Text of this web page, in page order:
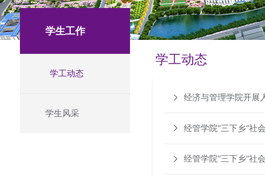
学生工作
学工动态
学生风采
学工动态
经济与管理学院开展
经管学院“三下乡”社
共启防欺课堂新篇章
经管学院“三下乡”社